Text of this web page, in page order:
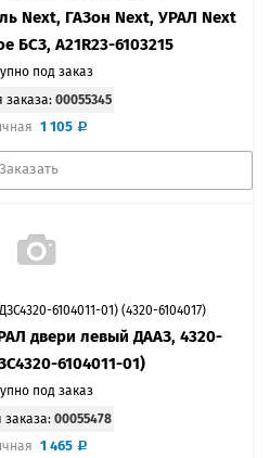
Next, ГАЗон Next, УРАЛ Next
БСЗ, A21R23-6103215
под заказ
заказа: 00055345
1 105
Заказать
6104011-01) (4320-6104017)
двери левый ДААЗ, 4320-
6104011-01)
под заказ
заказа: 00055478
1 465